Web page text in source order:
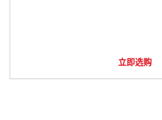
立即选购